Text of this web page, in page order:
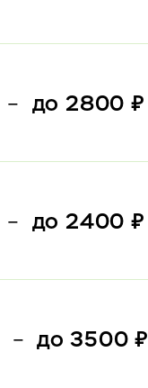
— до 2800 ₽
— до 2400 ₽
— до 3500 ₽